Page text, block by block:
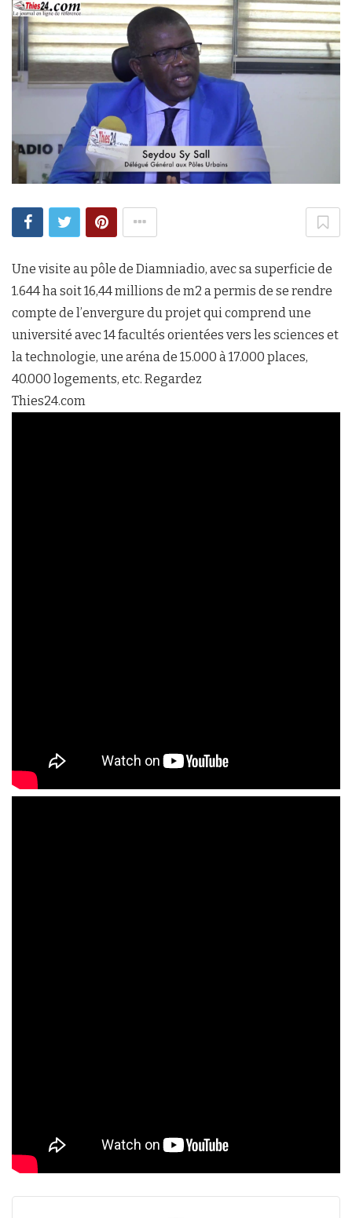
Une visite au pôle de Diamniadio, avec sa superficie de
1.644 ha soit 16,44 millions de m2 a permis de se rendre
compte de l’envergure du projet qui comprend une
université avec 14 facultés orientées vers les sciences et
la technologie, une aréna de 15.000 à 17.000 places,
40.000 logements, etc. Regardez
Thies24.com